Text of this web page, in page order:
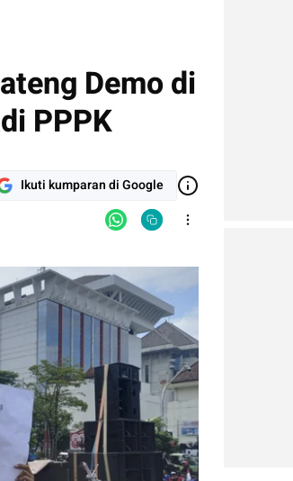
Demo di
PPPK
Ikuti kumparan di Google